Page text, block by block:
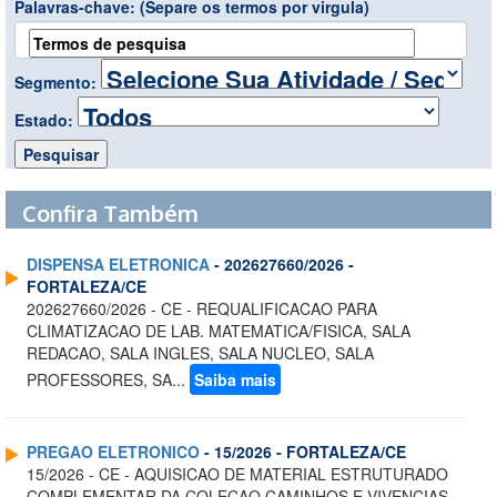
Palavras-chave: (Separe os termos por virgula)
Segmento:
Estado:
Confira Também
DISPENSA ELETRONICA - 202627660/2026 -
FORTALEZA/CE
202627660/2026 - CE - REQUALIFICACAO PARA
CLIMATIZACAO DE LAB. MATEMATICA/FISICA, SALA
REDACAO, SALA INGLES, SALA NUCLEO, SALA
PROFESSORES, SA... Saiba mais
PREGAO ELETRONICO - 15/2026 - FORTALEZA/CE
15/2026 - CE - AQUISICAO DE MATERIAL ESTRUTURADO